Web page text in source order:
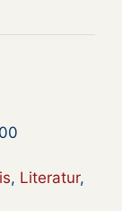
, Literatur,